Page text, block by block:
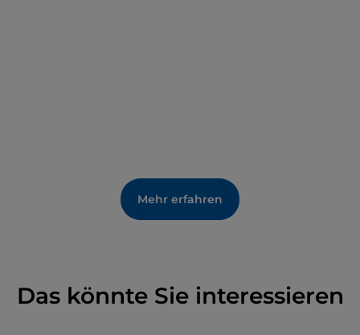
Mehr erfahren
Das könnte Sie interessieren